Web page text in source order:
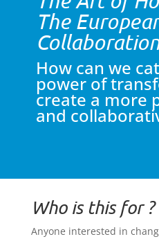
The
How can we
power of
create a more
and
Who is this for ?
Anyone interested in